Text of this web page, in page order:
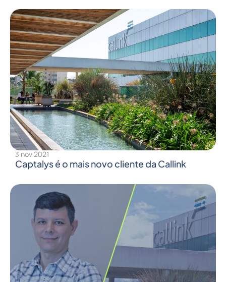
3 nov 2021
Captalys é o mais novo cliente da Callink